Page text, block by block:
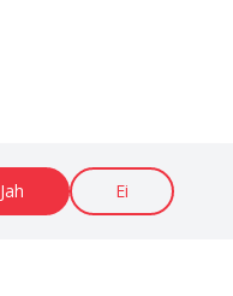
Jah Ei